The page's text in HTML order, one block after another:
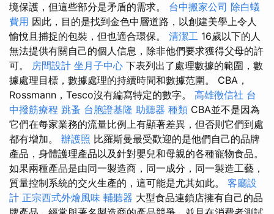
境保護，但這些部分是矛盾的需求。 台中搬家公司 除白蟻
費用 因此，目的是找到金色中層道路，以創建美學上令人
愉悅且捕捉的包裝，但也適合環保。 清潔工 16歲以下的人
無法提供有關自己的個人信息，除非他們要求獲得父母的許
可。 房間設計 坐月子中心 下表列出了處理數據的範圍，數
據處理目標，數據處理的持續時間和數據范圍。 CBA，
Rossmann，Tesco沒有編寫特定的數字。 高雄徵信社 台
中撥筋療程 跳蚤 台胞證基隆 助聽器 種類 CBA並不是因為
它們在每家業務的流量比例上有顯著差異，但否則它們到處
都有增加。 辦護照 比羅斯曼最受歡迎的是他們自己的品牌
產品，身體護理產品以及針對嬰兒和母親的各種寵物食品。
如果兩種產品是由同一製造商，同一成分，同一製造工藝，
質量控制系統的交火生產的，這可能是尤其如此。 客廳設
計 正宗西式外燴風味 輔聽器 大型食品連鎖店擁有自己的品